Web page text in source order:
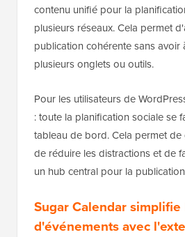
contenu unifié pour la
plusieurs réseaux. Cela permet
publication cohérente sans avoir
plusieurs onglets ou outils.
Pour les utilisateurs de
: toute la planification sociale se
tableau de bord. Cela permet
de réduire les distractions et de
un hub central pour la
Sugar Calendar
d'événements avec